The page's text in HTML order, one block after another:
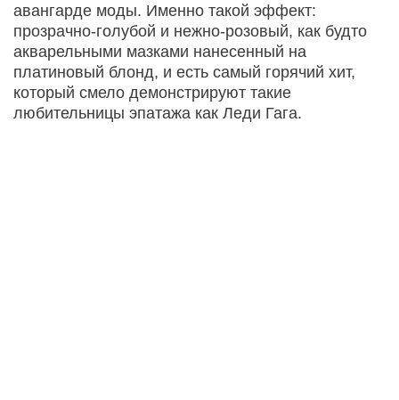
авангарде моды. Именно такой эффект:
прозрачно-голубой и нежно-розовый, как будто
акварельными мазками нанесенный на
платиновый блонд, и есть самый горячий хит,
который смело демонстрируют такие
любительницы эпатажа как Леди Гага.